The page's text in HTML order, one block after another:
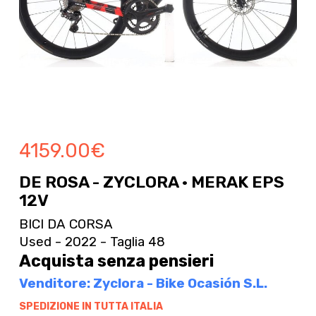
4159.00€
DE ROSA - ZYCLORA · MERAK EPS
12V
BICI DA CORSA
Used - 2022 - Taglia 48
Acquista senza pensieri
Venditore: Zyclora - Bike Ocasión S.L.
SPEDIZIONE IN TUTTA ITALIA